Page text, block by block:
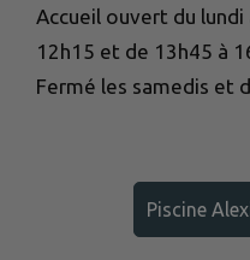
Accueil ouvert du
12h15 et de 13h45 à
Fermé les samedis et
Piscine